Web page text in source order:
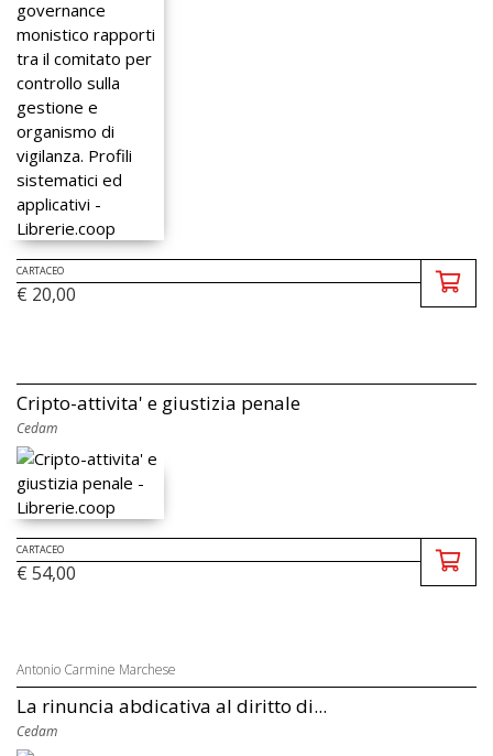
CARTACEO
€ 20,00
Cripto-attivita' e giustizia penale
Cedam
CARTACEO
€ 54,00
Antonio Carmine Marchese
La rinuncia abdicativa al diritto di...
Cedam